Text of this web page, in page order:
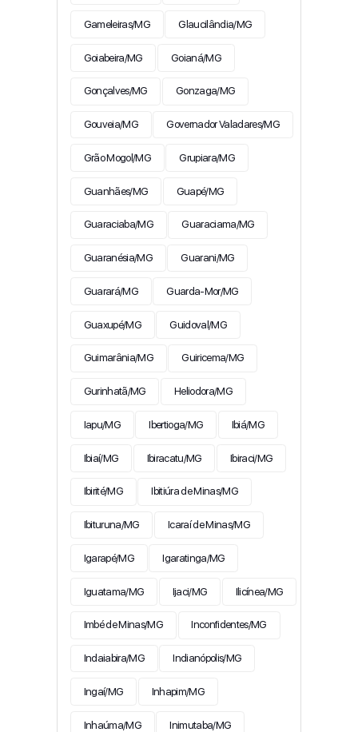
Gameleiras/MG Glaucilândia/MG
Goiabeira/MG Goianá/MG
Gonçalves/MG Gonzaga/MG
Gouveia/MG Governador Valadares/MG
Grão Mogol/MG Grupiara/MG
Guanhães/MG Guapé/MG
Guaraciaba/MG Guaraciama/MG
Guaranésia/MG Guarani/MG
Guarará/MG Guarda-Mor/MG
Guaxupé/MG Guidoval/MG
Guimarânia/MG Guiricema/MG
Gurinhatã/MG Heliodora/MG
Iapu/MG Ibertioga/MG Ibiá/MG
Ibiaí/MG Ibiracatu/MG Ibiraci/MG
Ibirité/MG Ibitiúra de Minas/MG
Ibituruna/MG Icaraí de Minas/MG
Igarapé/MG Igaratinga/MG
Iguatama/MG Ijaci/MG Ilicínea/MG
Imbé de Minas/MG Inconfidentes/MG
Indaiabira/MG Indianópolis/MG
Ingaí/MG Inhapim/MG
Inhaúma/MG Inimutaba/MG